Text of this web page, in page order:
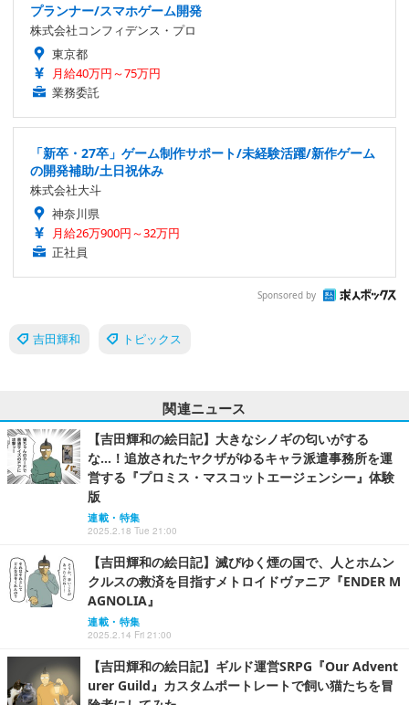
プランナー/スマホゲーム開発
株式会社コンフィデンス・プロ
東京都
月給40万円～75万円
業務委託
「新卒・27卒」ゲーム制作サポート/未経験活躍/新作ゲーム
の開発補助/土日祝休み
株式会社大斗
神奈川県
月給26万900円～32万円
正社員
Sponsored by
吉田輝和 トピックス
関連ニュース
【吉田輝和の絵日記】大きなシノギの匂いがする
な…！追放されたヤクザがゆるキャラ派遣事務所を運
営する『プロミス・マスコットエージェンシー』体験
版
連載・特集
2025.2.18 Tue 21:00
【吉田輝和の絵日記】滅びゆく煙の国で、人とホムン
クルスの救済を目指すメトロイドヴァニア『ENDER M
AGNOLIA』
連載・特集
2025.2.14 Fri 21:00
【吉田輝和の絵日記】ギルド運営SRPG『Our Advent
urer Guild』カスタムポートレートで飼い猫たちを冒